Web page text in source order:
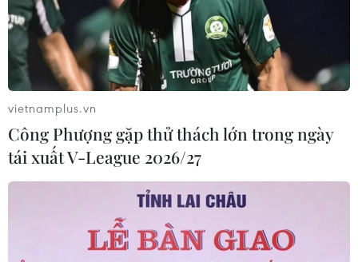
vietnamplus.vn
Công Phượng gặp thử thách lớn trong ngày
tái xuất V-League 2026/27